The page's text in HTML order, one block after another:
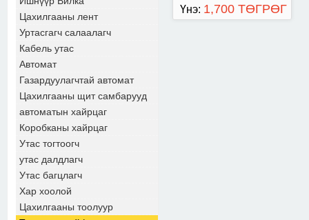
Цахилгааны лент
Уртасгагч салаалагч
Кабель утас
Автомат
Газардуулагчтай автомат
Цахилгааны щит самбарууд
автоматын хайрцаг
Коробканы хайрцаг
Утас тогтоогч
утас далдлагч
Утас багцлагч
Хар хоолой
Цахилгааны тоолуур
Үнэ: 1,700 ТӨГРӨГ